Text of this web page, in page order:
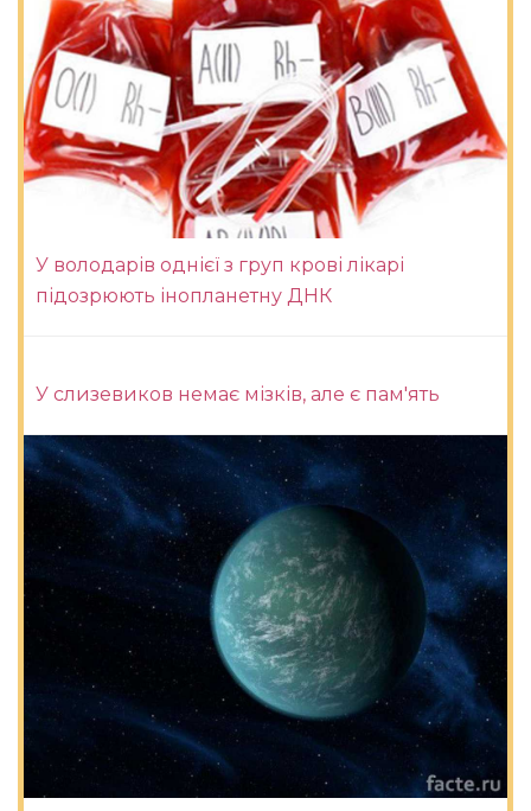
У володарів однієї з груп крові лікарі
підозрюють інопланетну ДНК
У слизевиков немає мізків, але є пам'ять